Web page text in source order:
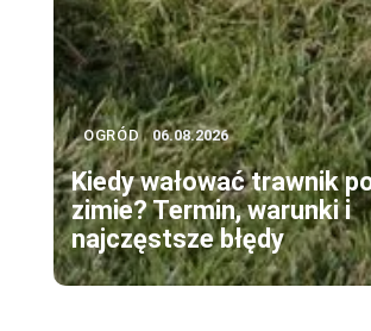
OGRÓD 06.08.2026
Kiedy wałować trawnik
zimie? Termin, warunki i
najczęstsze błędy